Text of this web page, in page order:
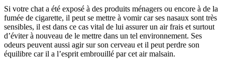
Si votre chat a été exposé à des produits ménagers ou encore à de la
fumée de cigarette, il peut se mettre à vomir car ses nasaux sont très
sensibles, il est dans ce cas vital de lui assurer un air frais et surtout
d’éviter à nouveau de le mettre dans un tel environnement. Ses
odeurs peuvent aussi agir sur son cerveau et il peut perdre son
équilibre car il a l’esprit embrouillé par cet air malsain.